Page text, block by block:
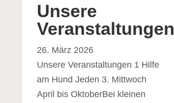
Unsere
Veranstaltungen
26. März 2026
Unsere Veranstaltungen 1 Hilfe
am Hund Jeden 3. Mittwoch
April bis OktoberBei kleinen